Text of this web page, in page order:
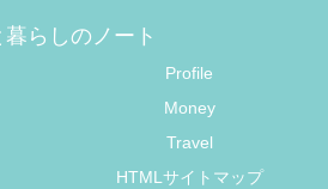
暮らしのノート
Profile
Money
Travel
HTMLサイトマップ